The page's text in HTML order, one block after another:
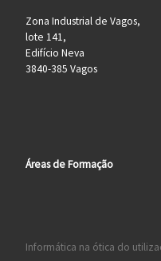
Zona Industrial de Vagos,
lote 141,
Edifício Neva
3840-385 Vagos
Áreas de Formação
Informática na ótica do